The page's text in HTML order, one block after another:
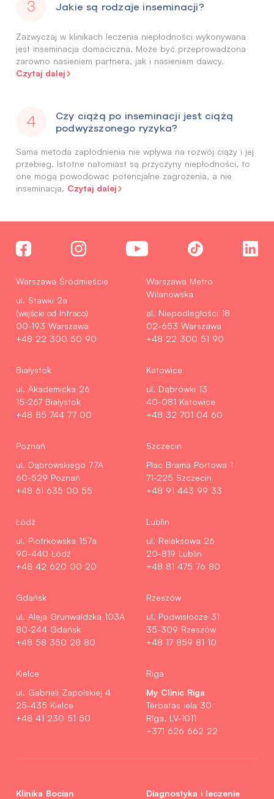
Jakie są rodzaje inseminacji?
Zazwyczaj w klinikach leczenia niepłodności wykonywana
jest inseminacja domaciczna. Może być przeprowadzona
zarówno nasieniem partnera, jak i nasieniem dawcy.
Czytaj dalej
Czy ciążą po inseminacji jest ciążą
podwyższonego ryzyka?
Sama metoda zapłodnienia nie wpływa na rozwój ciąży i jej
przebieg. Istotne natomiast są przyczyny niepłodności, to
one mogą powodować potencjalne zagrożenia, a nie
inseminacja. Czytaj dalej
Warszawa Śródmieście
ul. Stawki 2a
(wejście od Intraco)
00-193 Warszawa
+48 22 300 50 90
Warszawa Metro
Wilanowska
al. Niepodległości 18
02-653 Warszawa
+48 22 300 51 90
Białystok
ul. Akademicka 26
15-267 Białystok
+48 85 744 77 00
Katowice
ul. Dąbrówki 13
40-081 Katowice
+48 32 701 04 60
Poznań
ul. Dąbrowskiego 77A
60-529 Poznań
+48 61 635 00 55
Szczecin
Plac Brama Portowa 1
71-225 Szczecin
+48 91 443 99 33
Łódź
ul. Piotrkowska 157a
90-440 Łódź
+48 42 620 00 20
Lublin
ul. Relaksowa 26
20-819 Lublin
+48 81 475 76 80
Gdańsk
ul. Aleja Grunwaldzka 103A
80-244 Gdańsk
+48 58 350 28 80
Rzeszów
ul. Podwisłocze 31
35-309 Rzeszów
+48 17 859 81 10
Kielce
ul. Gabrieli Zapolskiej 4
25-435 Kielce
+48 41 230 51 50
Riga
My Clinic Riga
Tērbatas iela 30
Rīga, LV-1011
+371 626 662 22
Klinika Bocian Diagnostyka i leczenie